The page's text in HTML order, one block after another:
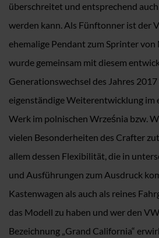
überschreitet und entsprechend
werden kann. Als Fünftonner ist der
ehemalige Pendant zum Sprinter von
wurde gemeinsam mit diesem
Generationswechsel des Jahres
eigenständige Weiterentwicklung im
Werk im polnischen Września bzw.
vielen Besonderheiten des Crafter
allem dessen Flexibilität, die in
und Ausführungen zum Ausdruck
Kastenwagen als auch als reines
das Modell zu haben und wer den
Bezeichnung „Grand California“